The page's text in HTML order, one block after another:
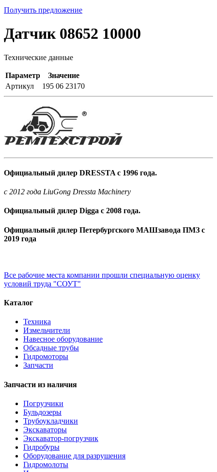
Получить предложение
Датчик 08652 10000
Технические данные
Параметр
Значение
Артикул
195 06 23170
Официальный дилер DRESSTA с 1996 года.
c 2012 года LiuGong Dressta Machinery
Официальный дилер Digga с 2008 года.
Официальный дилер Петербургского МАШзавода ПМЗ с
2019 года
Все рабочие места компании прошли специальную оценку
условий труда "СОУТ"
Каталог
Техника
Измельчители
Навесное оборудование
Обсадные трубы
Гидромоторы
Запчасти
Запчасти из наличия
Погрузчики
Бульдозеры
Трубоукладчики
Экскаваторы
Экскаватор-погрузчик
Гидробуры
Оборудование для разрушения
Гидромолоты